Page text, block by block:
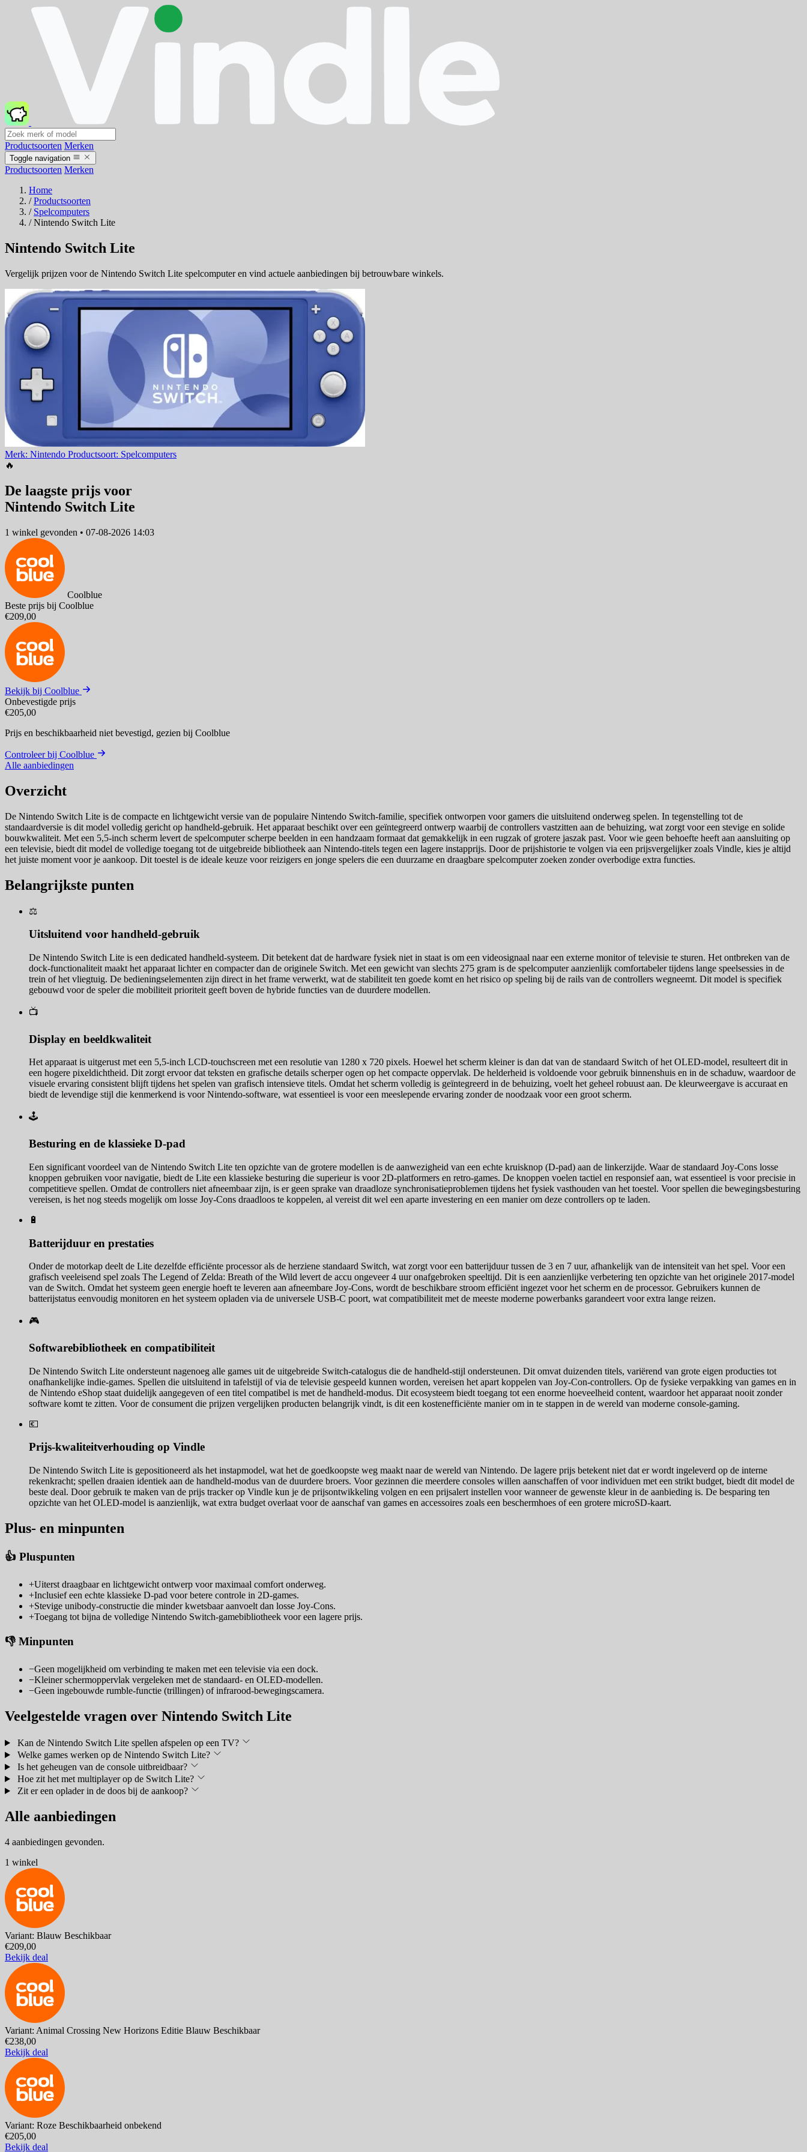
Productsoorten Merken
Toggle navigation
Productsoorten Merken
Home
/ Productsoorten
/ Spelcomputers
/ Nintendo Switch Lite
Nintendo Switch Lite
Vergelijk prijzen voor de Nintendo Switch Lite spelcomputer en vind actuele aanbiedingen bij betrouwbare winkels.
Merk: Nintendo Productsoort: Spelcomputers
🔥
De laagste prijs voor
Nintendo Switch Lite
1 winkel gevonden • 07-08-2026 14:03
Coolblue
Beste prijs bij Coolblue
€209,00
Bekijk bij Coolblue
Onbevestigde prijs
€205,00
Prijs en beschikbaarheid niet bevestigd, gezien bij Coolblue
Controleer bij Coolblue
Alle aanbiedingen
Overzicht
De Nintendo Switch Lite is de compacte en lichtgewicht versie van de populaire Nintendo Switch-familie, specifiek ontworpen voor gamers die uitsluitend onderweg spelen. In tegenstelling tot de
standaardversie is dit model volledig gericht op handheld-gebruik. Het apparaat beschikt over een geïntegreerd ontwerp waarbij de controllers vastzitten aan de behuizing, wat zorgt voor een stevige en solide
bouwkwaliteit. Met een 5,5-inch scherm levert de spelcomputer scherpe beelden in een handzaam formaat dat gemakkelijk in een rugzak of grotere jaszak past. Voor wie geen behoefte heeft aan aansluiting op
een televisie, biedt dit model de volledige toegang tot de uitgebreide bibliotheek aan Nintendo-titels tegen een lagere instapprijs. Door de prijshistorie te volgen via een prijsvergelijker zoals Vindle, kies je altijd
het juiste moment voor je aankoop. Dit toestel is de ideale keuze voor reizigers en jonge spelers die een duurzame en draagbare spelcomputer zoeken zonder overbodige extra functies.
Belangrijkste punten
⚖️
Uitsluitend voor handheld-gebruik
De Nintendo Switch Lite is een dedicated handheld-systeem. Dit betekent dat de hardware fysiek niet in staat is om een videosignaal naar een externe monitor of televisie te sturen. Het ontbreken van de
dock-functionaliteit maakt het apparaat lichter en compacter dan de originele Switch. Met een gewicht van slechts 275 gram is de spelcomputer aanzienlijk comfortabeler tijdens lange speelsessies in de
trein of het vliegtuig. De bedieningselementen zijn direct in het frame verwerkt, wat de stabiliteit ten goede komt en het risico op speling bij de rails van de controllers wegneemt. Dit model is specifiek
gebouwd voor de speler die mobiliteit prioriteit geeft boven de hybride functies van de duurdere modellen.
📺
Display en beeldkwaliteit
Het apparaat is uitgerust met een 5,5-inch LCD-touchscreen met een resolutie van 1280 x 720 pixels. Hoewel het scherm kleiner is dan dat van de standaard Switch of het OLED-model, resulteert dit in
een hogere pixeldichtheid. Dit zorgt ervoor dat teksten en grafische details scherper ogen op het compacte oppervlak. De helderheid is voldoende voor gebruik binnenshuis en in de schaduw, waardoor de
visuele ervaring consistent blijft tijdens het spelen van grafisch intensieve titels. Omdat het scherm volledig is geïntegreerd in de behuizing, voelt het geheel robuust aan. De kleurweergave is accuraat en
biedt de levendige stijl die kenmerkend is voor Nintendo-software, wat essentieel is voor een meeslepende ervaring zonder de noodzaak voor een groot scherm.
🕹️
Besturing en de klassieke D-pad
Een significant voordeel van de Nintendo Switch Lite ten opzichte van de grotere modellen is de aanwezigheid van een echte kruisknop (D-pad) aan de linkerzijde. Waar de standaard Joy-Cons losse
knoppen gebruiken voor navigatie, biedt de Lite een klassieke besturing die superieur is voor 2D-platformers en retro-games. De knoppen voelen tactiel en responsief aan, wat essentieel is voor precisie in
competitieve spellen. Omdat de controllers niet afneembaar zijn, is er geen sprake van draadloze synchronisatieproblemen tijdens het fysiek vasthouden van het toestel. Voor spellen die bewegingsbesturing
vereisen, is het nog steeds mogelijk om losse Joy-Cons draadloos te koppelen, al vereist dit wel een aparte investering en een manier om deze controllers op te laden.
🔋
Batterijduur en prestaties
Onder de motorkap deelt de Lite dezelfde efficiënte processor als de herziene standaard Switch, wat zorgt voor een batterijduur tussen de 3 en 7 uur, afhankelijk van de intensiteit van het spel. Voor een
grafisch veeleisend spel zoals The Legend of Zelda: Breath of the Wild levert de accu ongeveer 4 uur onafgebroken speeltijd. Dit is een aanzienlijke verbetering ten opzichte van het originele 2017-model
van de Switch. Omdat het systeem geen energie hoeft te leveren aan afneembare Joy-Cons, wordt de beschikbare stroom efficiënt ingezet voor het scherm en de processor. Gebruikers kunnen de
batterijstatus eenvoudig monitoren en het systeem opladen via de universele USB-C poort, wat compatibiliteit met de meeste moderne powerbanks garandeert voor extra lange reizen.
🎮
Softwarebibliotheek en compatibiliteit
De Nintendo Switch Lite ondersteunt nagenoeg alle games uit de uitgebreide Switch-catalogus die de handheld-stijl ondersteunen. Dit omvat duizenden titels, variërend van grote eigen producties tot
onafhankelijke indie-games. Spellen die uitsluitend in tafelstijl of via de televisie gespeeld kunnen worden, vereisen het apart koppelen van Joy-Con-controllers. Op de fysieke verpakking van games en in
de Nintendo eShop staat duidelijk aangegeven of een titel compatibel is met de handheld-modus. Dit ecosysteem biedt toegang tot een enorme hoeveelheid content, waardoor het apparaat nooit zonder
software komt te zitten. Voor de consument die prijzen vergelijken producten belangrijk vindt, is dit een kostenefficiënte manier om in te stappen in de wereld van moderne console-gaming.
💶
Prijs-kwaliteitverhouding op Vindle
De Nintendo Switch Lite is gepositioneerd als het instapmodel, wat het de goedkoopste weg maakt naar de wereld van Nintendo. De lagere prijs betekent niet dat er wordt ingeleverd op de interne
rekenkracht; spellen draaien identiek aan de handheld-modus van de duurdere broers. Voor gezinnen die meerdere consoles willen aanschaffen of voor individuen met een strikt budget, biedt dit model de
beste deal. Door gebruik te maken van de prijs tracker op Vindle kun je de prijsontwikkeling volgen en een prijsalert instellen voor wanneer de gewenste kleur in de aanbieding is. De besparing ten
opzichte van het OLED-model is aanzienlijk, wat extra budget overlaat voor de aanschaf van games en accessoires zoals een beschermhoes of een grotere microSD-kaart.
Plus- en minpunten
👍 Pluspunten
+Uiterst draagbaar en lichtgewicht ontwerp voor maximaal comfort onderweg.
+Inclusief een echte klassieke D-pad voor betere controle in 2D-games.
+Stevige unibody-constructie die minder kwetsbaar aanvoelt dan losse Joy-Cons.
+Toegang tot bijna de volledige Nintendo Switch-gamebibliotheek voor een lagere prijs.
👎 Minpunten
−Geen mogelijkheid om verbinding te maken met een televisie via een dock.
−Kleiner schermoppervlak vergeleken met de standaard- en OLED-modellen.
−Geen ingebouwde rumble-functie (trillingen) of infrarood-bewegingscamera.
Veelgestelde vragen over Nintendo Switch Lite
Kan de Nintendo Switch Lite spellen afspelen op een TV?
Welke games werken op de Nintendo Switch Lite?
Is het geheugen van de console uitbreidbaar?
Hoe zit het met multiplayer op de Switch Lite?
Zit er een oplader in de doos bij de aankoop?
Alle aanbiedingen
4 aanbiedingen gevonden.
1 winkel
Variant: Blauw Beschikbaar
€209,00
Bekijk deal
Variant: Animal Crossing New Horizons Editie Blauw Beschikbaar
€238,00
Bekijk deal
Variant: Roze Beschikbaarheid onbekend
€205,00
Bekijk deal